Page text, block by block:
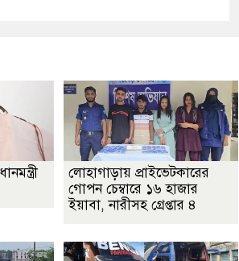
লোহাগাড়ায় প্রাইভেটকারের
গোপন চেম্বারে ১৬ হাজার
ইয়াবা, নারীসহ গ্রেপ্তার ৪